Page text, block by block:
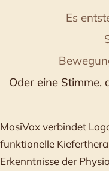
Es
Oder eine Stimme,
MosiVox verbindet
funktionelle
Erkenntnisse der